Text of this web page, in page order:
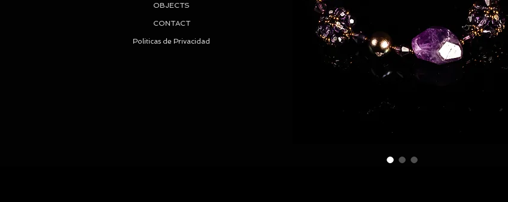
OBJECTS
CONTACT
Politicas de Privacidad